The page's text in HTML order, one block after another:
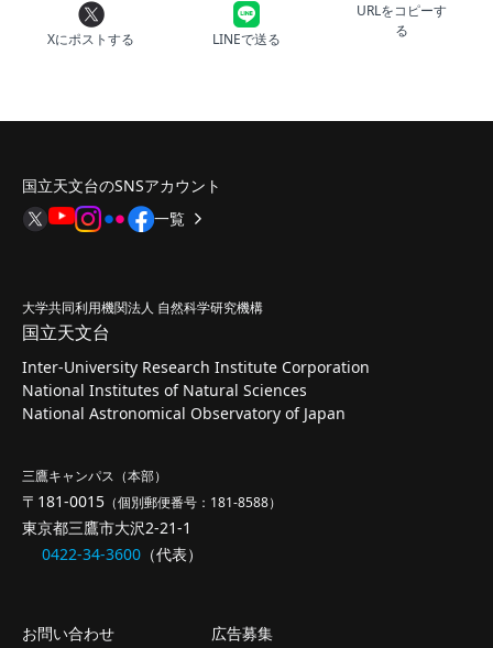
Xにポストする LINEで送る
URLをコピーす
る
国立天文台のSNSアカウント
一覧
大学共同利用機関法人 自然科学研究機構
国立天文台
Inter-University Research Institute Corporation
National Institutes of Natural Sciences
National Astronomical Observatory of Japan
三鷹キャンパス（本部）
〒181-0015 （個別郵便番号：181-8588）
東京都三鷹市大沢2-21-1
0422-34-3600 （代表）
お問い合わせ 広告募集